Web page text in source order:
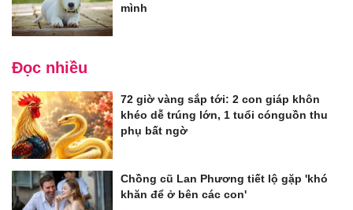
mình
Đọc nhiều
72 giờ vàng sắp tới: 2 con giáp khôn
khéo dễ trúng lớn, 1 tuổi cónguồn thu
phụ bất ngờ
Chồng cũ Lan Phương tiết lộ gặp 'khó
khăn để ở bên các con'